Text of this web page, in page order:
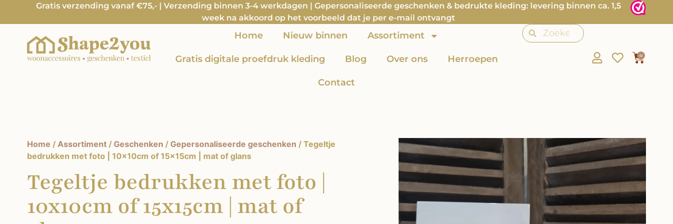
Gratis verzending vanaf €75,- | Verzending binnen 3-4 werkdagen | Gepersonaliseerde geschenken & bedrukte kleding: levering binnen ca. 1,5
week na akkoord op het voorbeeld dat je per e-mail ontvangt
Home Nieuw binnen Assortiment
Gratis digitale proefdruk kleding Blog Over ons Herroepen
Contact
0
Home / Assortiment/ Geschenken / Gepersonaliseerde geschenken / Tegeltje
bedrukken met foto | 10x10cm of 15x15cm | mat of glans
Tegeltje bedrukken met foto |
10x10cm of 15x15cm | mat of